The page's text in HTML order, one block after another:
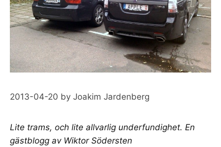
2013-04-20 by Joakim Jardenberg
Lite trams, och lite allvarlig underfundighet. En
gästblogg av Wiktor Södersten